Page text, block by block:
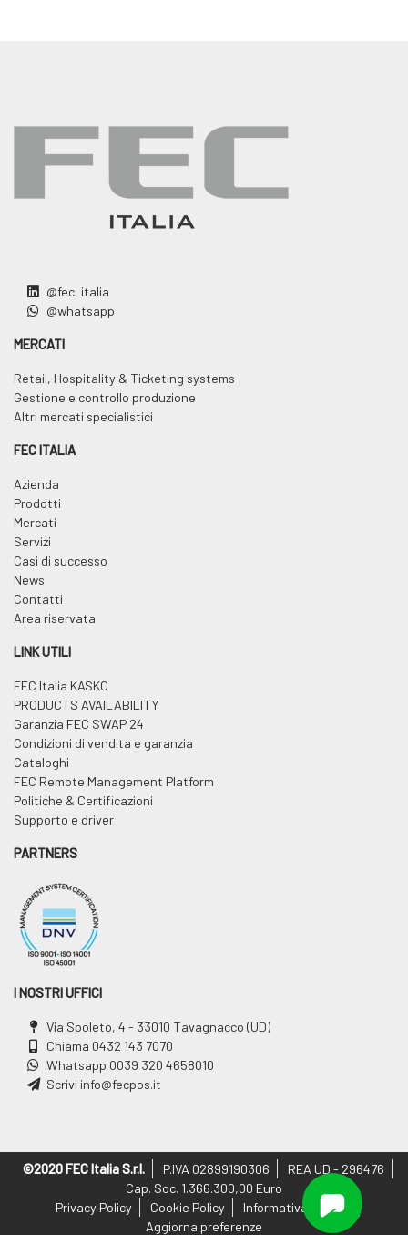
@fec_italia
@whatsapp
MERCATI
Retail, Hospitality & Ticketing systems
Gestione e controllo produzione
Altri mercati specialistici
FEC ITALIA
Azienda
Prodotti
Mercati
Servizi
Casi di successo
News
Contatti
Area riservata
LINK UTILI
FEC Italia KASKO
PRODUCTS AVAILABILITY
Garanzia FEC SWAP 24
Condizioni di vendita e garanzia
Cataloghi
FEC Remote Management Platform
Politiche & Certificazioni
Supporto e driver
PARTNERS
I NOSTRI UFFICI
Via Spoleto, 4 - 33010 Tavagnacco (UD)
Chiama 0432 143 7070
Whatsapp 0039 320 4658010
Scrivi info@fecpos.it
©2020 FEC Italia S.r.l. P.IVA 02899190306
REA UD - 296476
Cap. Soc. 1.366.300,00 Euro
Privacy Policy
Cookie Policy
Informativa Privacy
Aggiorna preferenze